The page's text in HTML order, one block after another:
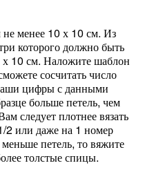
не менее 10 х 10 см. Из
которого должно быть
х 10 см. Наложите шаблон
сосчитать число
цифры с данными
больше петель, чем
следует плотнее вязать
2 или даже на 1 номер
петель, то вяжите
толстые спицы.